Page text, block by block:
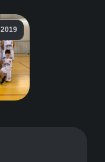
2019